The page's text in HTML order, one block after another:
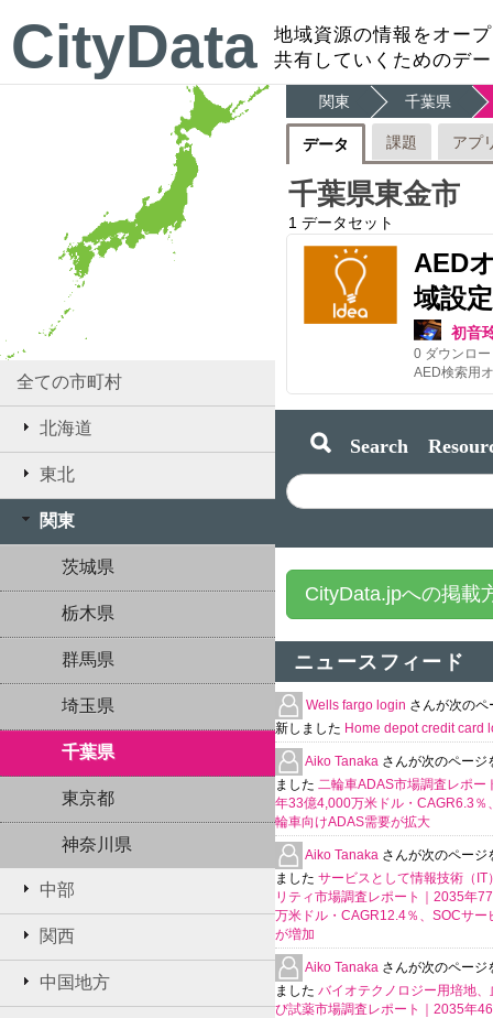
CityData
地域資源の情報をオー
共有していくためのデ
全ての市町村
北海道
東北
関東
茨城県
栃木県
群馬県
埼玉県
千葉県
東京都
神奈川県
中部
関西
中国地方
関東 千葉県
データ 課題 アプ
千葉県東金市
1 データセット
AED
域設
初音
0 ダウンロ
Search
CityData.jpへの掲載
ニュースフィード
Wells fargo login さんが次のペ
新しました Home depot credit card
Aiko Tanaka さんが次のページ
ました 二輪車ADAS市場調査レポー
年33億4,000万米ドル・CAGR6.3％
輪車向けADAS需要が拡大
Aiko Tanaka さんが次のページ
ました サービスとして情報技術（IT
リティ市場調査レポート｜2035年
万米ドル・CAGR12.4％、SOCサー
が増加
Aiko Tanaka さんが次のページ
ました バイオテクノロジー用培地、
び試薬市場調査レポート｜2035年